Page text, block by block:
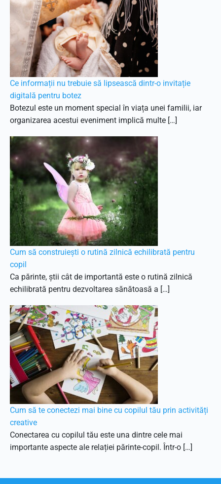
Ce informații nu trebuie să lipsească dintr-o invitație
digitală pentru botez
Botezul este un moment special în viața unei familii, iar
organizarea acestui eveniment implică multe […]
Cum să construiești o rutină zilnică echilibrată pentru
copil
Ca părinte, știi cât de importantă este o rutină zilnică
echilibrată pentru dezvoltarea sănătoasă a […]
Cum să te conectezi mai bine cu copilul tău prin activități
creative
Conectarea cu copilul tău este una dintre cele mai
importante aspecte ale relației părinte-copil. Într-o […]